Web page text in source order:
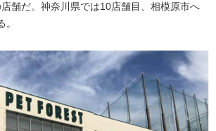
舗だ。神奈川県では10店舗目、相模原市へ